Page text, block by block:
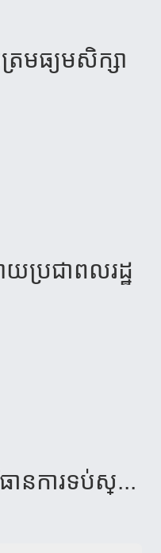
រ​មធ្យម​សិក្សា​
ប្រជាពល​រដ្ឋ
ធាន​ការ​ទប់​ស្...